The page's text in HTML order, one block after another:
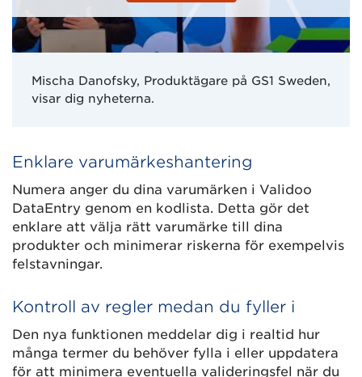
Mischa Danofsky, Produktägare på GS1 Sweden,
visar dig nyheterna.
Enklare varumärkeshantering
Numera anger du dina varumärken i Validoo
DataEntry genom en kodlista. Detta gör det
enklare att välja rätt varumärke till dina
produkter och minimerar riskerna för exempelvis
felstavningar.
Kontroll av regler medan du fyller i
Den nya funktionen meddelar dig i realtid hur
många termer du behöver fylla i eller uppdatera
för att minimera eventuella valideringsfel när du